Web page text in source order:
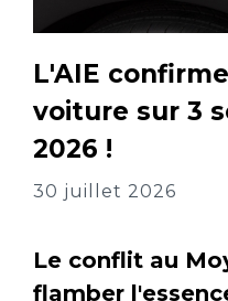
L'AIE
voiture sur 3
2026 !
30 juillet 2026
Le conflit au
flamber